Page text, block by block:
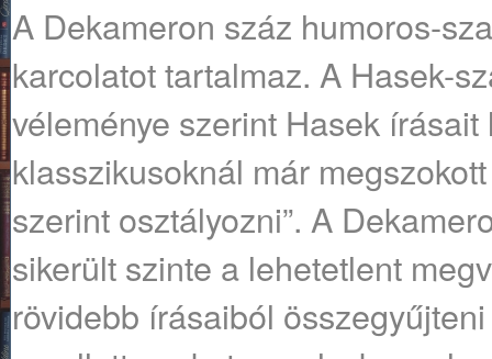
A Dekameron száz humoros-
karcolatot tartalmaz. A Hasek-
véleménye szerint Hasek
klasszikusoknál már
szerint osztályozni”. A
sikerült szinte a lehetetlent
rövidebb írásaiból